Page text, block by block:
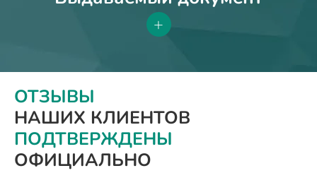
+
ОТЗЫВЫ
НАШИХ КЛИЕНТОВ
ПОДТВЕРЖДЕНЫ
ОФИЦИАЛЬНО